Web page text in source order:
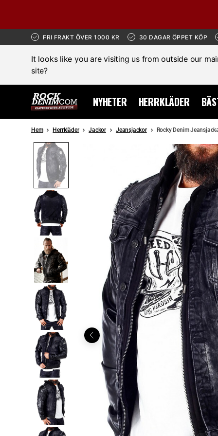
FRI FRAKT ÖVER 1000 KR 30 DAGAR ÖPPET KÖP
It looks like you are visiting us from outside our
site?
NYHETER HERRKLÄDER
Hem Herrkläder Jackor Jeansjackor Rocky Denim
REA